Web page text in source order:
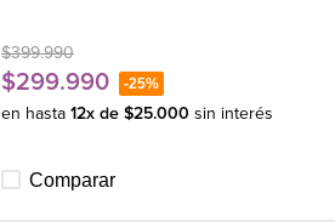
$399.990
$299.990 -25%
en hasta 12x de $25.000 sin interés
Comparar